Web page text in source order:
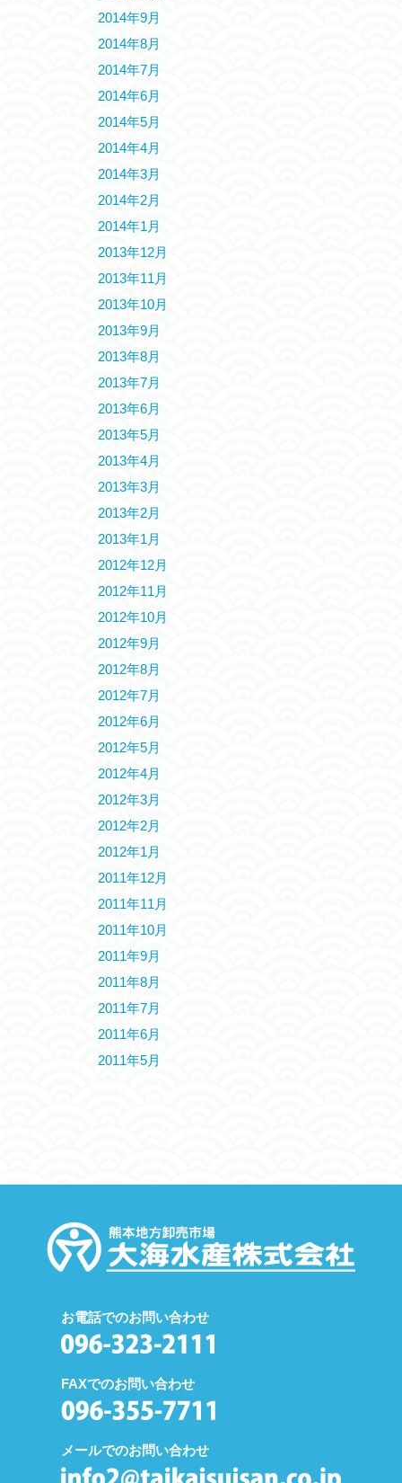
2014年9月
2014年8月
2014年7月
2014年6月
2014年5月
2014年4月
2014年3月
2014年2月
2014年1月
2013年12月
2013年11月
2013年10月
2013年9月
2013年8月
2013年7月
2013年6月
2013年5月
2013年4月
2013年3月
2013年2月
2013年1月
2012年12月
2012年11月
2012年10月
2012年9月
2012年8月
2012年7月
2012年6月
2012年5月
2012年4月
2012年3月
2012年2月
2012年1月
2011年12月
2011年11月
2011年10月
2011年9月
2011年8月
2011年7月
2011年6月
2011年5月
お電話でのお問い合わせ
FAXでのお問い合わせ
メールでのお問い合わせ